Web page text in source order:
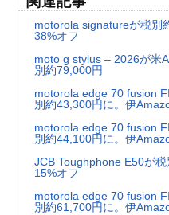
motorola signatureが税別
38%オフ
moto g stylus – 2026が米
別約79,000円
motorola edge 70 fusion
別約43,300円に。伊
motorola edge 70 fusion
別約44,100円に。伊
JCB Toughphone E50が
15%オフ
motorola edge 70 fusion
別約61,700円に。伊